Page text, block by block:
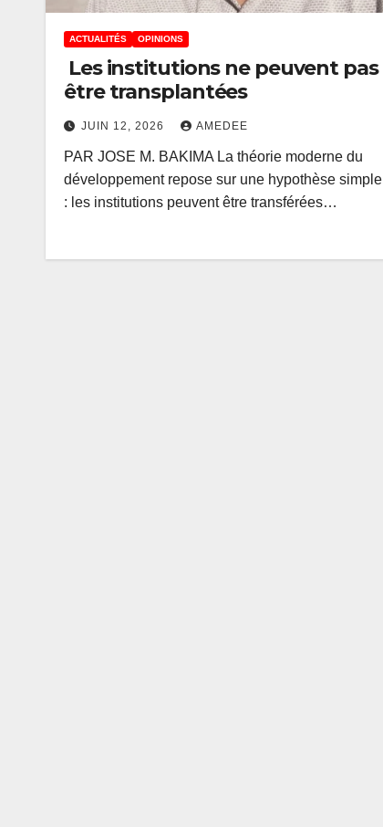
ACTUALITÉS OPINIONS
Les institutions ne peuvent pas
être transplantées
JUIN 12, 2026 AMEDEE
PAR JOSE M. BAKIMA La théorie moderne du
développement repose sur une hypothèse simple
: les institutions peuvent être transférées…